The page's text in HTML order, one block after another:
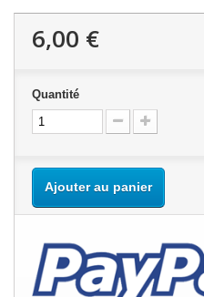
6,00 €
Quantité
Ajouter au panier